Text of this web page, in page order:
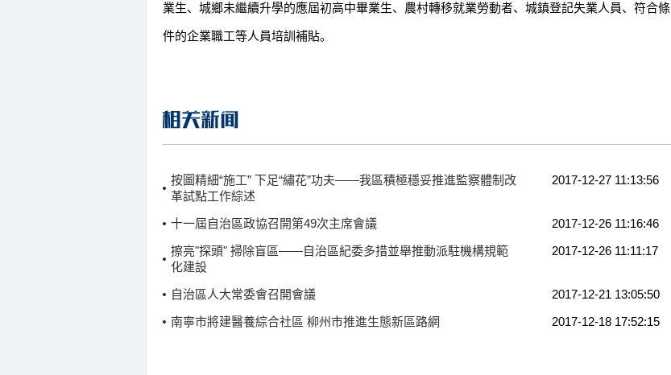
業生、城鄉未繼續升學的應屆初高中畢業生、農村轉移就業勞動者、城鎮登記失業人員、符合條
件的企業職工等人員培訓補貼。
2017-12-27 11:13:56
按圖精細“施工” 下足“繡花”功夫——我區積極穩妥推進監察體制改
革試點工作綜述
2017-12-26 11:16:46
十一屆自治區政協召開第49次主席會議
2017-12-26 11:11:17
擦亮"探頭" 掃除盲區——自治區紀委多措並舉推動派駐機構規範
化建設
2017-12-21 13:05:50
自治區人大常委會召開會議
2017-12-18 17:52:15
南寧市將建醫養綜合社區 柳州市推進生態新區路網